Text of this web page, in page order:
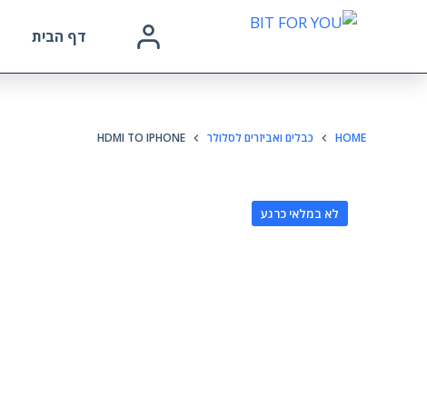
דף הבית
HOME כבלים ואביזרים לסלולר HDMI TO IPHONE
לא במלאי כרגע